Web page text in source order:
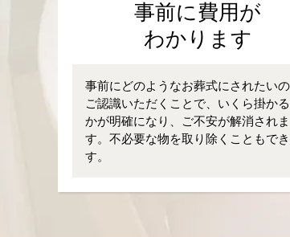
事前に費用が
わかります
事前にどのようなお葬式にされたい
ご認識いただくことで、いくら掛か
かが明確になり、ご不安が解消されま
す。不必要な物を取り除くこともでき
す。